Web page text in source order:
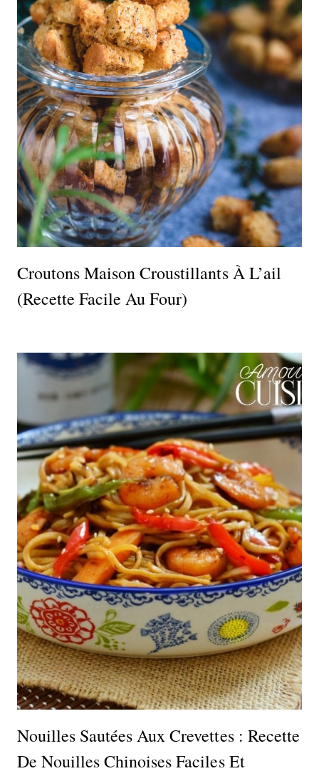
Croutons Maison Croustillants À L’ail
(recette Facile Au Four)
Nouilles Sautées Aux Crevettes : Recette
De Nouilles Chinoises Faciles Et